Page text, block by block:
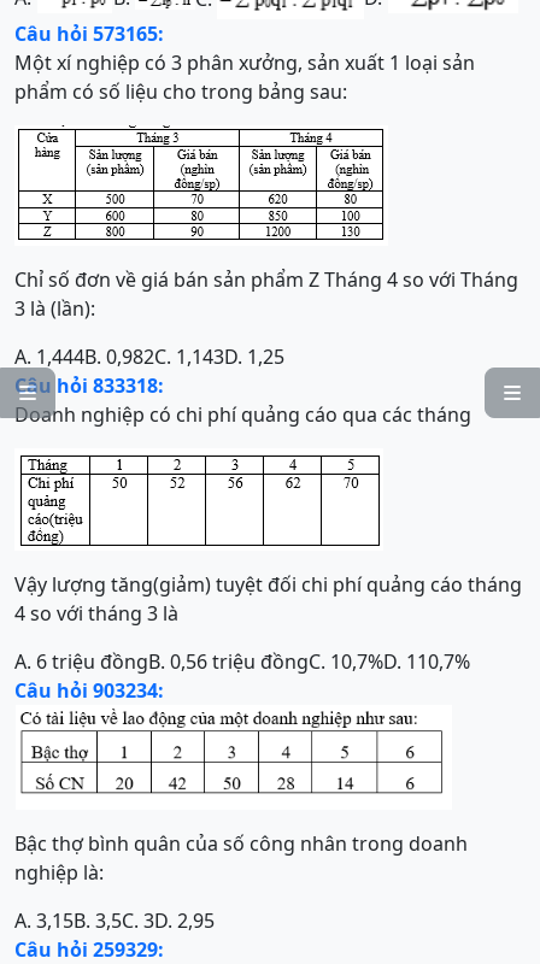


Câu hỏi 573165:
Một xí nghiệp có 3 phân xưởng, sản xuất 1 loại sản
phẩm có số liệu cho trong bảng sau:
Chỉ số đơn về giá bán sản phẩm Z Tháng 4 so với Tháng
3 là (lần):
A. 1,444B. 0,982C. 1,143D. 1,25
Câu hỏi 833318:
Doanh nghiệp có chi phí quảng cáo qua các tháng
Vậy lượng tăng(giảm) tuyệt đối chi phí quảng cáo tháng
4 so với tháng 3 là
A. 6 triệu đồngB. 0,56 triệu đồngC. 10,7%D. 110,7%
Câu hỏi 903234:
Bậc thợ bình quân của số công nhân trong doanh
nghiệp là:
A. 3,15B. 3,5C. 3D. 2,95
Câu hỏi 259329: